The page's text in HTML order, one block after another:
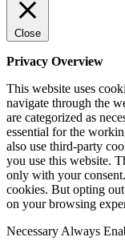
Close
Privacy Overview
This website uses
navigate through the
are categorized as
essential for the
also use third-party
you use this website.
only with your
cookies. But opting
on your browsing
Necessary Always